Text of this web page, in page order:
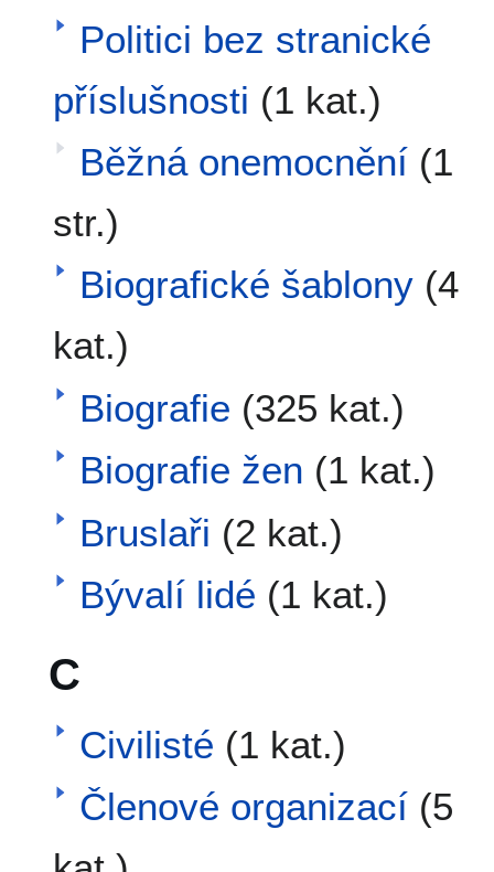
Politici bez stranické
příslušnosti (1 kat.)
Běžná onemocnění (1
str.)
Biografické šablony (4
kat.)
Biografie (325 kat.)
Biografie žen (1 kat.)
Bruslaři (2 kat.)
Bývalí lidé (1 kat.)
C
Civilisté (1 kat.)
Členové organizací (5